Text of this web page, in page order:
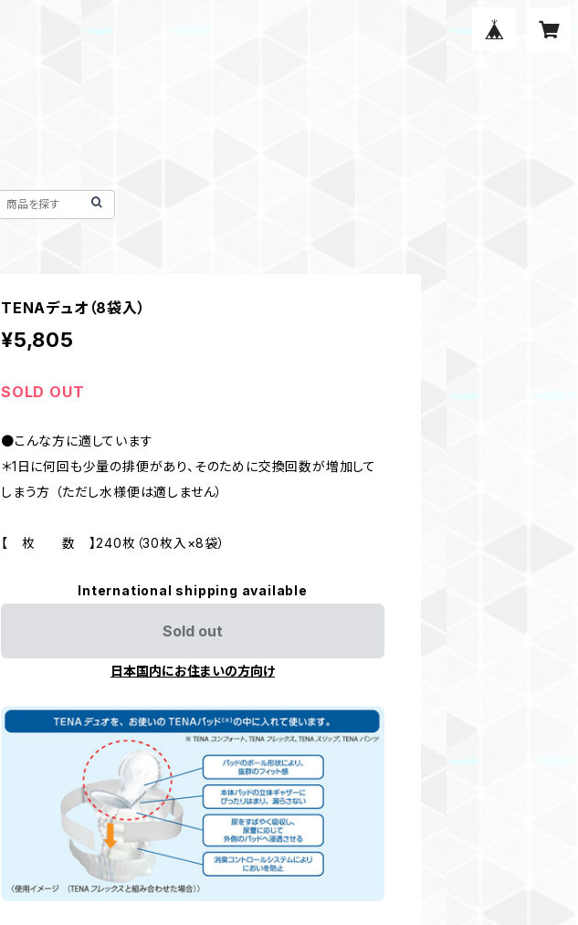
TENAデュオ（8袋入）
¥5,805
SOLD OUT
●こんな方に適しています
＊1日に何回も少量の排便があり、そのために交換回数が増加して
しまう方 （ただし水様便は適しません）
【 枚 数 】240枚（30枚入×8袋）
International shipping available
Sold out
日本国内にお住まいの方向け